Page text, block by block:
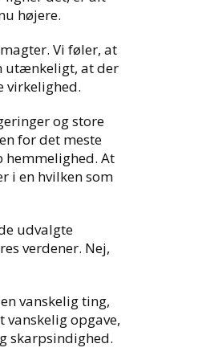
højere.
Vi føler, at
utænkeligt, at der
virkelighed.
og store
for det meste
hemmelighed. At
i en hvilken som
udvalgte
verdener. Nej,
vanskelig ting,
opgave,
skarpsindighed.